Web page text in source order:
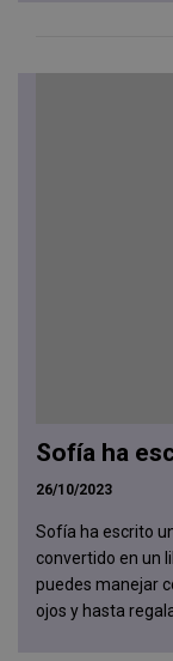
Sofía ha
26/10/2023
Sofía ha escrito
convertido en un
puedes manejar
ojos y hasta